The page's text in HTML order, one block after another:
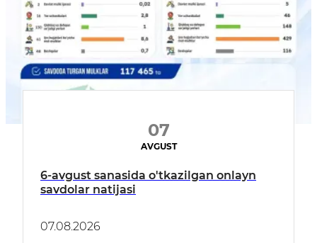
07
AVGUST
6-avgust sanasida o'tkazilgan onlayn
savdolar natijasi
07.08.2026